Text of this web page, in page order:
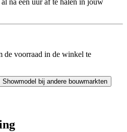
de voorraad in de winkel te
Showmodel bij andere bouwmarkten